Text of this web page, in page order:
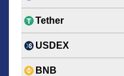
Tether
USDEX
BNB